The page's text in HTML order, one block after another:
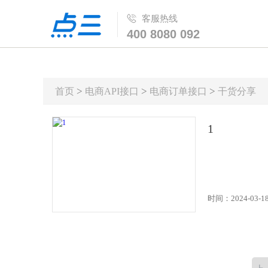
客服热线
400 8080 092
首页 > 电商API接口 > 电商订单接口 > 干货分享
1
时间：2024-03-